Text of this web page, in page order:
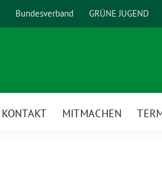
Bundesverband GRÜNE JUGEND
KONTAKT MITMACHEN